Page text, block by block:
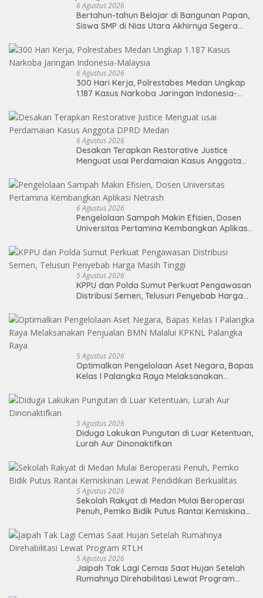
6 Agustus 2026
Bertahun-tahun Belajar di Bangunan Papan,
Siswa SMP di Nias Utara Akhirnya Segera
6 Agustus 2026
300 Hari Kerja, Polrestabes Medan Ungkap
1.187 Kasus Narkoba Jaringan Indonesia-
6 Agustus 2026
Desakan Terapkan Restorative Justice
Menguat usai Perdamaian Kasus Anggota
6 Agustus 2026
Pengelolaan Sampah Makin Efisien, Dosen
Universitas Pertamina Kembangkan Aplikasi
5 Agustus 2026
KPPU dan Polda Sumut Perkuat Pengawasan
Distribusi Semen, Telusuri Penyebab Harga
5 Agustus 2026
Optimalkan Pengelolaan Aset Negara, Bapas
Kelas I Palangka Raya Melaksanakan
5 Agustus 2026
Diduga Lakukan Pungutan di Luar Ketentuan,
Lurah Aur Dinonaktifkan
5 Agustus 2026
Sekolah Rakyat di Medan Mulai Beroperasi
Penuh, Pemko Bidik Putus Rantai Kemiskinan
5 Agustus 2026
Jaipah Tak Lagi Cemas Saat Hujan Setelah
Rumahnya Direhabilitasi Lewat Program